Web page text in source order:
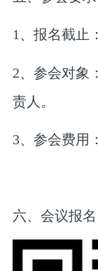
1、报名截止
2、参会对象
责人。
3、参会费用
六、会议报名